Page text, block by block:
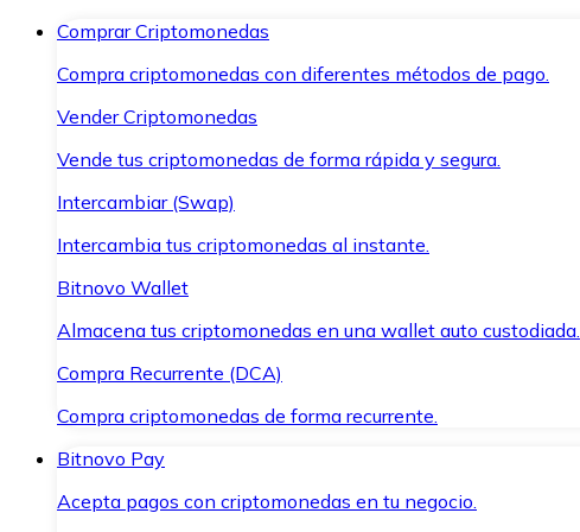
Comprar Criptomonedas
Compra criptomonedas con diferentes métodos de pago.
Vender Criptomonedas
Vende tus criptomonedas de forma rápida y segura.
Intercambiar (Swap)
Intercambia tus criptomonedas al instante.
Bitnovo Wallet
Almacena tus criptomonedas en una wallet auto custodiada.
Compra Recurrente (DCA)
Compra criptomonedas de forma recurrente.
Bitnovo Pay
Acepta pagos con criptomonedas en tu negocio.